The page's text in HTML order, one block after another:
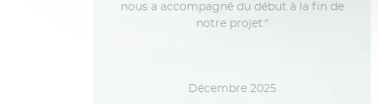
nous a accompagné du début à la fin de
notre projet."
Décembre 2025